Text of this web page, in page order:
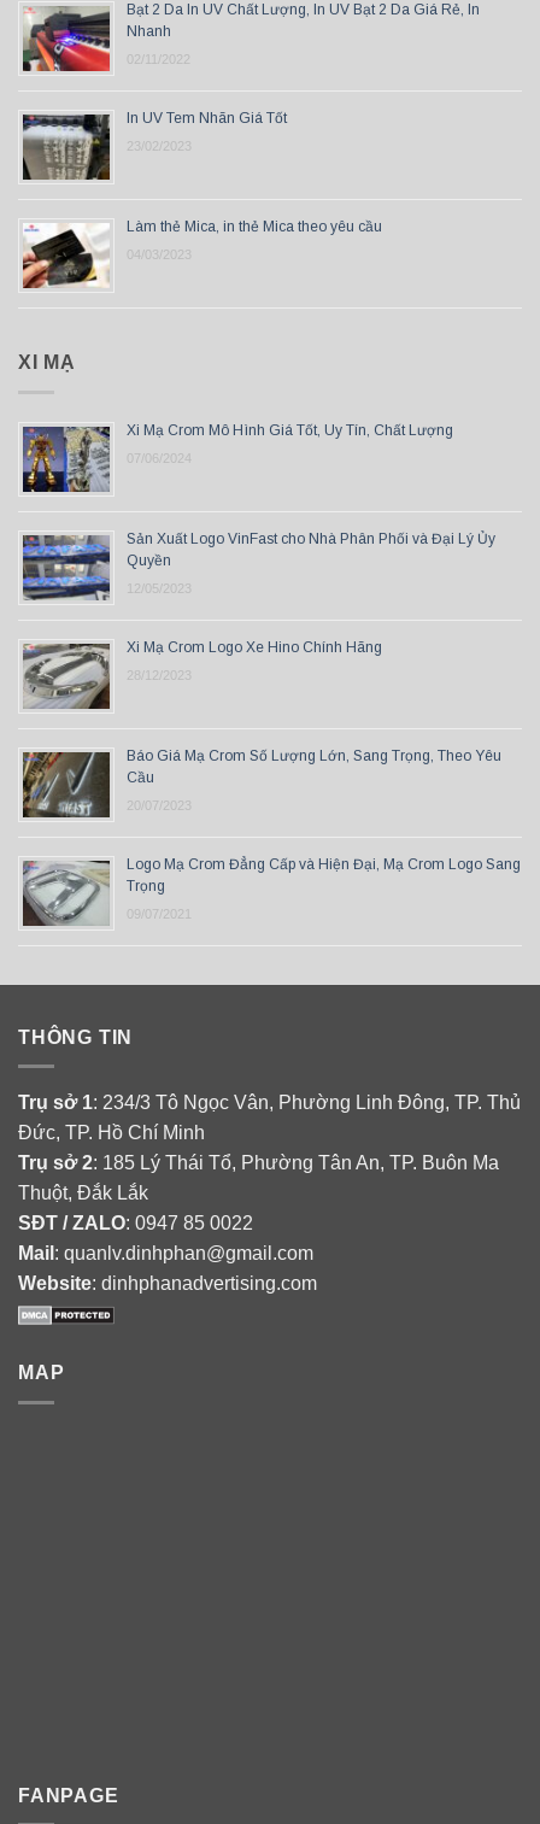
Bạt 2 Da In UV Chất Lượng, In UV Bạt 2 Da Giá Rẻ, In
Nhanh
02/11/2022
In UV Tem Nhãn Giá Tốt
23/02/2023
Làm thẻ Mica, in thẻ Mica theo yêu cầu
04/03/2023
XI MẠ
Xi Mạ Crom Mô Hình Giá Tốt, Uy Tín, Chất Lượng
07/06/2024
Sản Xuất Logo VinFast cho Nhà Phân Phối và Đại Lý Ủy
Quyền
12/05/2023
Xi Mạ Crom Logo Xe Hino Chính Hãng
28/12/2023
Báo Giá Mạ Crom Số Lượng Lớn, Sang Trọng, Theo Yêu
Cầu
20/07/2023
Logo Mạ Crom Đẳng Cấp và Hiện Đại, Mạ Crom Logo Sang
Trọng
09/07/2021
THÔNG TIN
Trụ sở 1: 234/3 Tô Ngọc Vân, Phường Linh Đông, TP. Thủ
Đức, TP. Hồ Chí Minh
Trụ sở 2: 185 Lý Thái Tổ, Phường Tân An, TP. Buôn Ma
Thuột, Đắk Lắk
SĐT / ZALO: 0947 85 0022
Mail : quanlv.dinhphan@gmail.com
Website: dinhphanadvertising.com
MAP
FANPAGE